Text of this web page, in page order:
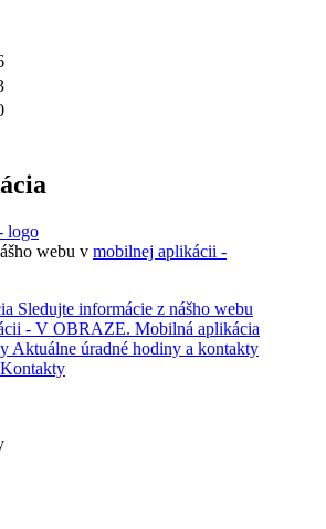
webu v mobilnej aplikácii -
Sledujte informácie z nášho webu
- V OBRAZE. Mobilná aplikácia
Aktuálne úradné hodiny a kontakty
Kontakty